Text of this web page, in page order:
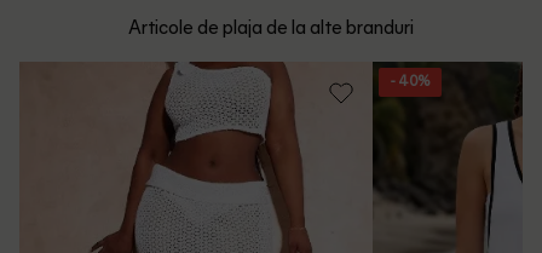
Articole de plaja de la alte branduri
- 40%